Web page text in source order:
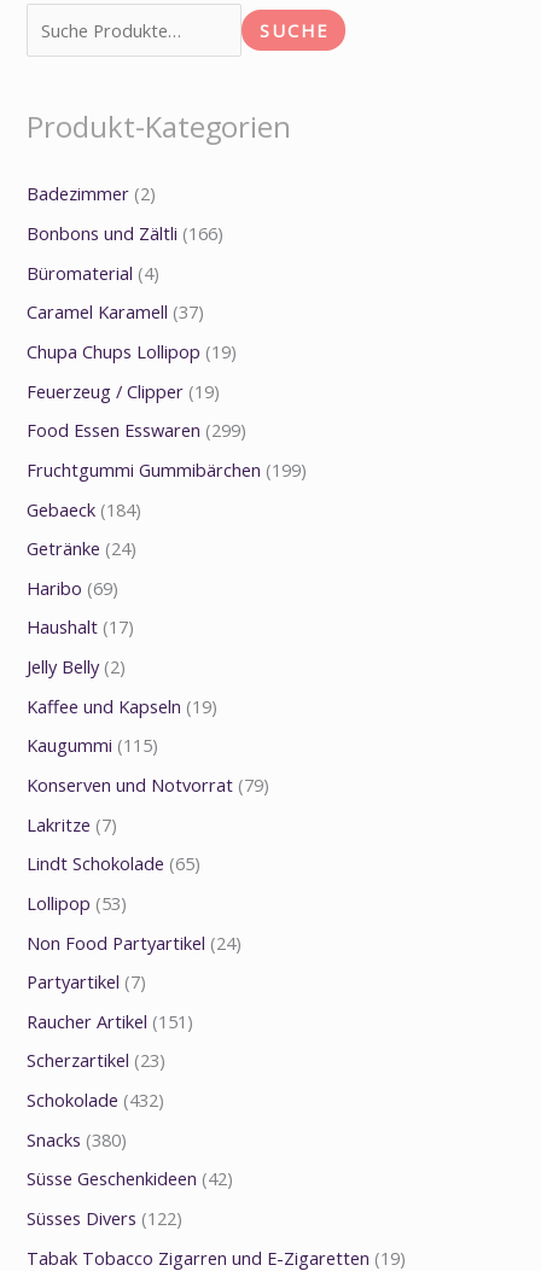
SUCHE
Produkt-Kategorien
Badezimmer (2)
Bonbons und Zältli (166)
Büromaterial (4)
Caramel Karamell (37)
Chupa Chups Lollipop (19)
Feuerzeug / Clipper (19)
Food Essen Esswaren (299)
Fruchtgummi Gummibärchen (199)
Gebaeck (184)
Getränke (24)
Haribo (69)
Haushalt (17)
Jelly Belly (2)
Kaffee und Kapseln (19)
Kaugummi (115)
Konserven und Notvorrat (79)
Lakritze (7)
Lindt Schokolade (65)
Lollipop (53)
Non Food Partyartikel (24)
Partyartikel (7)
Raucher Artikel (151)
Scherzartikel (23)
Schokolade (432)
Snacks (380)
Süsse Geschenkideen (42)
Süsses Divers (122)
Tabak Tobacco Zigarren und E-Zigaretten (19)